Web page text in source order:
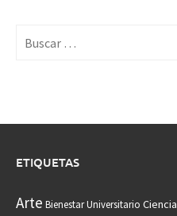
ETIQUETAS
Arte Bienestar Universitario Ciencia